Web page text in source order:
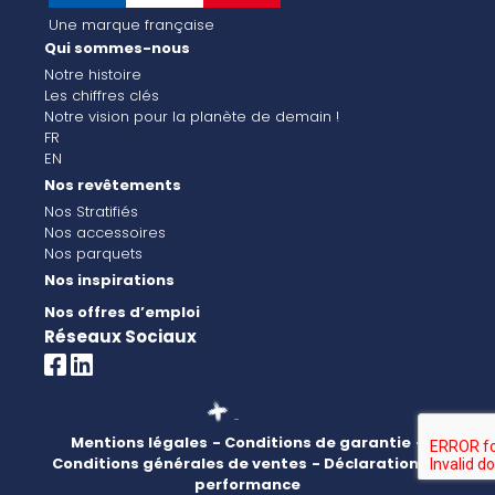
Une marque française
Qui sommes-nous
Notre histoire
Les chiffres clés
Notre vision pour la planète de demain !
FR
EN
Nos revêtements
Nos Stratifiés
Nos accessoires
Nos parquets
Nos inspirations
Nos offres d’emploi
Réseaux Sociaux
Mentions légales - Conditions de garantie -
Conditions générales de ventes - Déclaration de
performance